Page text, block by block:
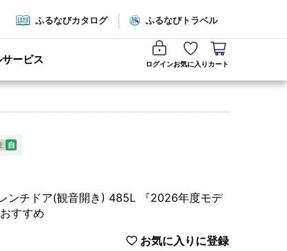
ふるなびカタログ ふるなびトラベル
ービス ログインお気に入り カート
自
ンチドア(観音開き) 485L 『2026年度モデ
すすめ
お気に入りに登録